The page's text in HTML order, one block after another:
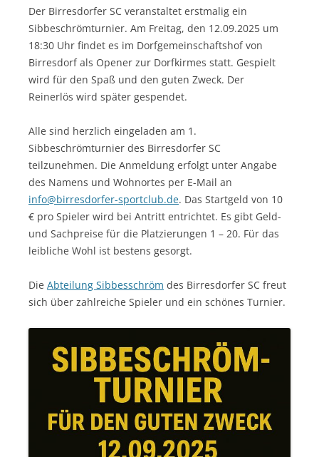
Der Birresdorfer SC veranstaltet erstmalig ein
Sibbeschrömturnier. Am Freitag, den 12.09.2025 um
18:30 Uhr findet es im Dorfgemeinschaftshof von
Birresdorf als Opener zur Dorfkirmes statt. Gespielt
wird für den Spaß und den guten Zweck. Der
Reinerlös wird später gespendet.
Alle sind herzlich eingeladen am 1.
Sibbeschrömturnier des Birresdorfer SC
teilzunehmen. Die Anmeldung erfolgt unter Angabe
des Namens und Wohnortes per E-Mail an
info@birresdorfer-sportclub.de. Das Startgeld von 10
€ pro Spieler wird bei Antritt entrichtet. Es gibt Geld-
und Sachpreise für die Platzierungen 1 – 20. Für das
leibliche Wohl ist bestens gesorgt.
Die Abteilung Sibbesschröm des Birresdorfer SC freut
sich über zahlreiche Spieler und ein schönes Turnier.